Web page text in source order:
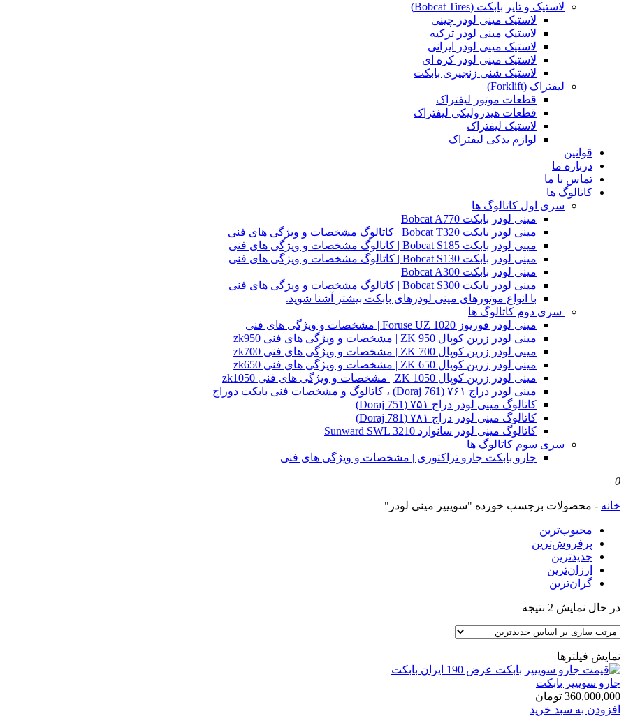
لاستیک و تایر بابکت (Bobcat Tires)
لاستیک مینی لودر چینی
لاستیک مینی لودر ترکیه
لاستیک مینی لودر ایرانی
لاستیک مینی لودر کره ای
لاستیک شنی زنجیری بابکت
لیفتراک (Forklift)
قطعات موتور لیفتراک
قطعات هیدرولیکی لیفتراک
لاستیک لیفتراک
لوازم یدکی لیفتراک
قوانین
درباره ما
تماس با ما
کاتالوگ ها
سری اول کاتالوگ ها
مینی لودر بابکت Bobcat A770
مینی لودر بابکت Bobcat T320 | کاتالوگ مشخصات و ویژگی های فنی
مینی لودر بابکت Bobcat S185 | کاتالوگ مشخصات و ویژگی های فنی
مینی لودر بابکت Bobcat S130 | کاتالوگ مشخصات و ویژگی های فنی
مینی لودر بابکت Bobcat A300
مینی لودر بابکت Bobcat S300 | کاتالوگ مشخصات و ویژگی های فنی
با انواع موتورهای مینی لودرهای بابکت بیشتر آشنا شوید.
سری دوم کاتالوگ ها
مینی لودر فوریوز Foruse UZ 1020 | مشخصات و ویژگی های فنی
مینی لودر زرین کوپال ZK 950 | مشخصات و ویژگی های فنی zk950
مینی لودر زرین کوپال ZK 700 | مشخصات و ویژگی های فنی zk700
مینی لودر زرین کوپال ZK 650 | مشخصات و ویژگی های فنی zk650
مینی لودر زرین کوپال ZK 1050 | مشخصات و ویژگی های فنی zk1050
مینی لودر دراج ۷۶۱ (Doraj 761) ، کاتالوگ و مشخصات فنی بابکت دوراج
کاتالوگ مینی لودر دراج ۷۵۱ (Doraj 751)
کاتالوگ مینی لودر دراج ۷۸۱ (Doraj 781)
کاتالوگ مینی لودر سانوارد Sunward SWL 3210
سری سوم کاتالوگ ها
جارو بابکت جارو تراکتوری | مشخصات و ویژگی های فنی
0
خانه - محصولات برچسب خورده "سوییپر مینی لودر"
محبوب‌ترین
پرفروش‌ترین
جدیدترین
ارزان‌ترین
گران‌ترین
در حال نمایش 2 نتیجه
latest
نمایش فیلترها
جارو سوییپر بابکت
360,000,000 تومان
افزودن به سبد خرید